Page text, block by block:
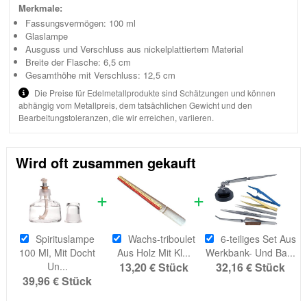
Merkmale:
Fassungsvermögen: 100 ml
Glaslampe
Ausguss und Verschluss aus nickelplattiertem Material
Breite der Flasche: 6,5 cm
Gesamthöhe mit Verschluss: 12,5 cm
Die Preise für Edelmetallprodukte sind Schätzungen und können
abhängig vom Metallpreis, dem tatsächlichen Gewicht und den
Bearbeitungstoleranzen, die wir erreichen, variieren.
Wird oft zusammen gekauft
Spirituslampe
100 Ml, Mit Docht
Un...
39,96 €Stück
Wachs-triboulet
Aus Holz Mit Kl...
13,20 €Stück
6-teiliges Set Aus
Werkbank- Und Ba...
32,16 €Stück